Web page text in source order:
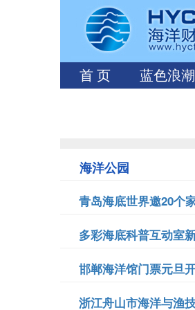
首 页 蓝色浪潮
海洋公园
青岛海底世界邀20个
多彩海底科普互动室
邯郸海洋馆门票元旦
浙江舟山市海洋与渔